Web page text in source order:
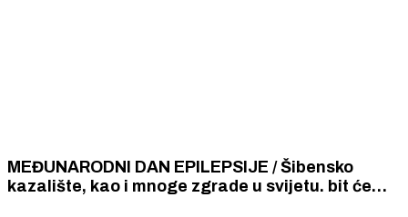
MEĐUNARODNI DAN EPILEPSIJE / Šibensko
kazalište, kao i mnoge zgrade u svijetu. bit će